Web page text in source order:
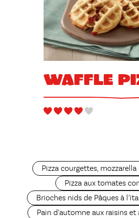
Waffle
Pizza courgettes,
Pizza aux tomates
Brioches nids de Pâques à
Pain d’automne aux raisins